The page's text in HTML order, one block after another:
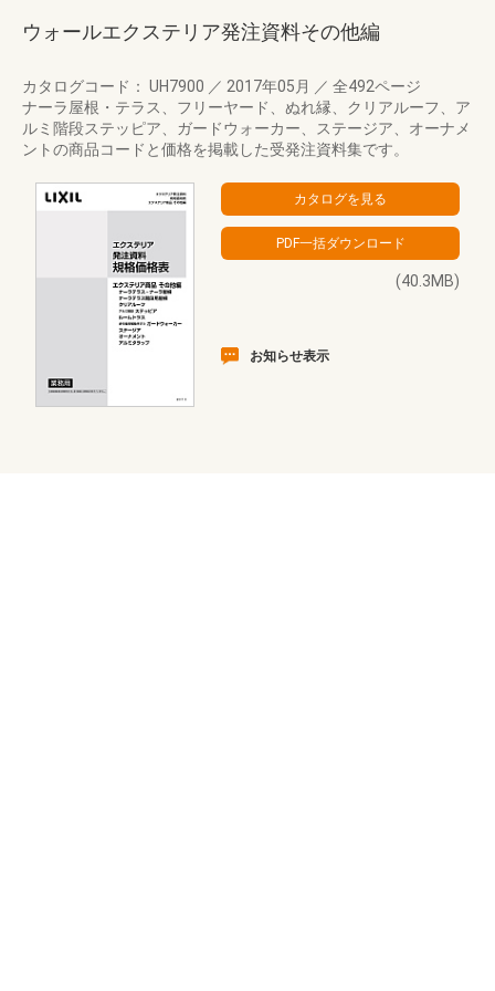
ウォールエクステリア発注資料その他編
カタログコード： UH7900 ／ 2017年05月 ／ 全492ページ
ナーラ屋根・テラス、フリーヤード、ぬれ縁、クリアルーフ、ア
ルミ階段ステッピア、ガードウォーカー、ステージア、オーナメ
ントの商品コードと価格を掲載した受発注資料集です。
(40.3MB)
お知らせ表示